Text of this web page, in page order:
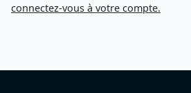
connectez-vous à votre compte.